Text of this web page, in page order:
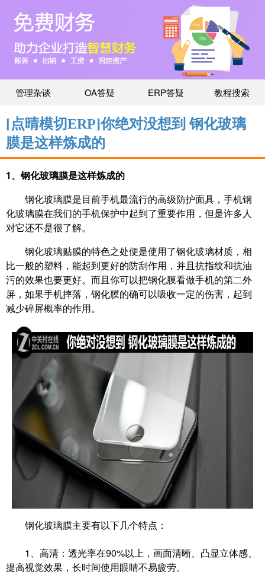
管理杂谈 OA答疑 ERP答疑 教程搜索
[点晴模切ERP]你绝对没想到 钢化玻璃
膜是这样炼成的
1、钢化玻璃膜是这样炼成的
钢化玻璃膜是目前手机最流行的高级防护面具，手机钢
化玻璃膜在我们的手机保护中起到了重要作用，但是许多人
对它还不是很了解。
钢化玻璃贴膜的特色之处便是使用了钢化玻璃材质，相
比一般的塑料，能起到更好的防刮作用，并且抗指纹和抗油
污的效果也要更好。而且你可以把钢化膜看做手机的第二外
屏，如果手机摔落，钢化膜的确可以吸收一定的伤害，起到
减少碎屏概率的作用。
钢化玻璃膜主要有以下几个特点：
1、高清：透光率在90%以上，画面清晰、凸显立体感、
提高视觉效果，长时间使用眼睛不易疲劳。